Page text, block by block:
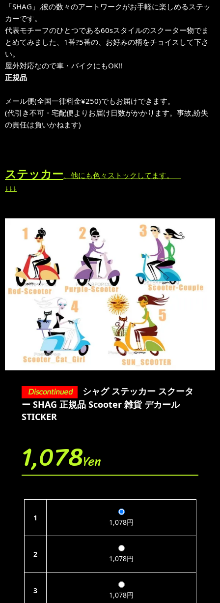
「SHAG」,彼の数々のアートワークがお手軽に楽しめるステッ
カーです。
代表モチーフのひとつである60sスタイルのスクーター物でま
とめてみました、1番?5番の、お好みの柄をチョイスして下さ
い。
屋外対応なので車・バイクにもOK!!
正規品
メール便(全国一律料金¥250)でもお届けできます。
(代引き不可・宅配便よりお届け日数がかかります。事故,紛失
の責任は負いかねます)
ステッカー 、他にも色々ストックしてます。
↓↓↓
シャグ ステッカー スクータ
ー SHAG 正規品 Scooter 雑貨 デカール
STICKER
1,078Yen
1 1,078円
2 1,078円
3 1,078円